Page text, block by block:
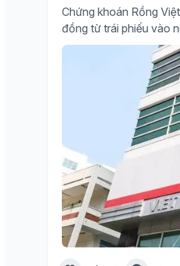
Chứng khoán Rồng
đồng từ trái phiếu vào